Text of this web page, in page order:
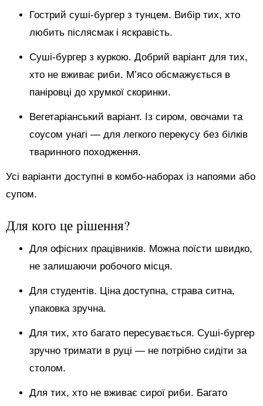
Гострий суші-бургер з тунцем. Вибір тих, хто
любить післясмак і яскравість.
Суші-бургер з куркою. Добрий варіант для тих,
хто не вживає риби. М’ясо обсмажується в
паніровці до хрумкої скоринки.
Вегетаріанський варіант. Із сиром, овочами та
соусом унагі — для легкого перекусу без білків
тваринного походження.
Усі варіанти доступні в комбо-наборах із напоями або
супом.
Для кого це рішення?
Для офісних працівників. Можна поїсти швидко,
не залишаючи робочого місця.
Для студентів. Ціна доступна, страва ситна,
упаковка зручна.
Для тих, хто багато пересувається. Суші-бургер
зручно тримати в руці — не потрібно сидіти за
столом.
Для тих, хто не вживає сирої риби. Багато